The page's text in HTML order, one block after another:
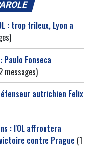
: trop frileux, Lyon a
Fonseca
messages)
autrichien Felix
: l'OL affrontera
contre Prague (1